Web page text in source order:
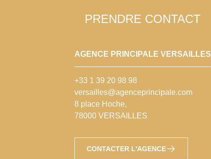
PRENDRE CONTACT
AGENCE PRINCIPALE VERSAILLES
+33 1 39 20 98 98
versailles@agenceprincipale.com
8 place Hoche,
78000 VERSAILLES
CONTACTER L'AGENCE